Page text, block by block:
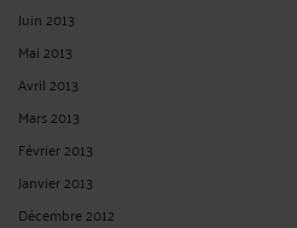
Juin 2013
Mai 2013
Avril 2013
Mars 2013
Février 2013
Janvier 2013
Décembre 2012